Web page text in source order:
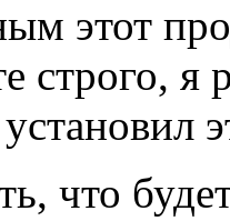
этот
строго, я
что